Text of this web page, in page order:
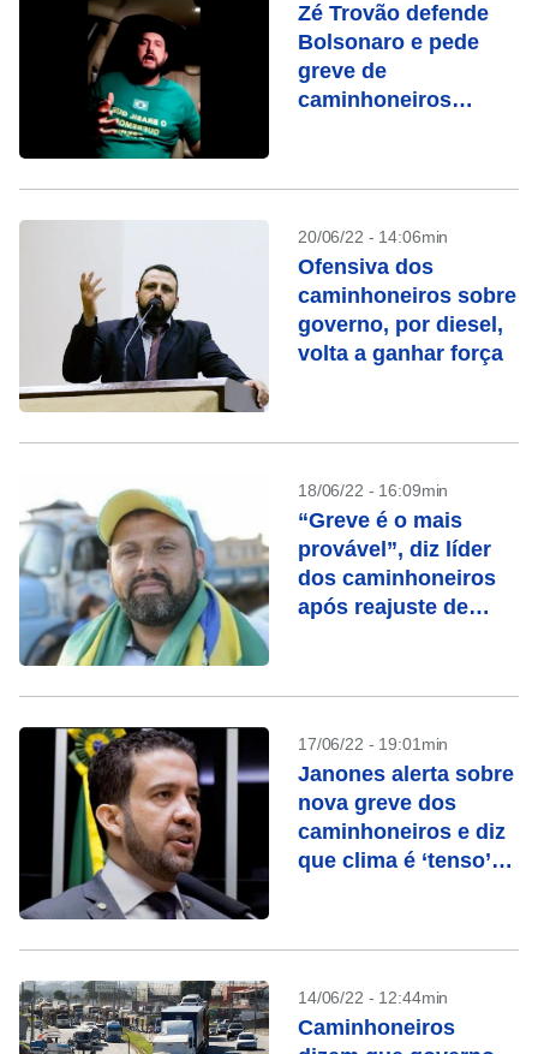
Zé Trovão defende
Bolsonaro e pede
greve de
caminhoneiros
20/06/22 - 14:06min
Ofensiva dos
caminhoneiros sobre
governo, por diesel,
volta a ganhar força
18/06/22 - 16:09min
“Greve é o mais
provável”, diz líder
dos caminhoneiros
após reajuste de
17/06/22 - 19:01min
Janones alerta sobre
nova greve dos
caminhoneiros e diz
que clima é ‘tenso’
14/06/22 - 12:44min
Caminhoneiros